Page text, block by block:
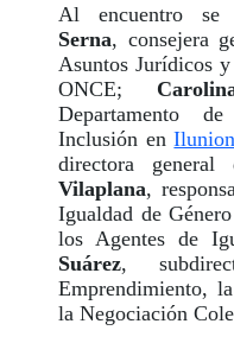
Al encuentro se
Serna, consejera
Asuntos Jurídicos
ONCE;
Departamento
Inclusión enIlunion
directora general
Vilaplana,
Igualdad de
los Agentes de
Suárez,
Emprendimiento,
la Negociación